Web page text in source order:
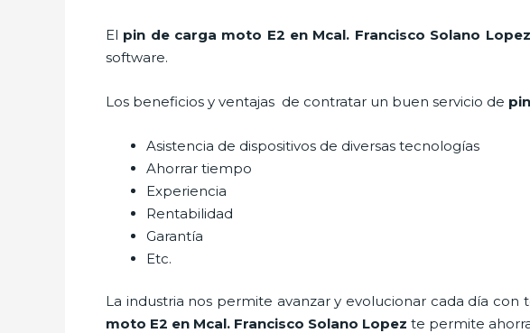
El pin de carga moto E2 en Mcal. Francisco Solano Lopez
software.
Los beneficios y ventajas de contratar un buen servicio de
Asistencia de dispositivos de diversas tecnologías
Ahorrar tiempo
Experiencia
Rentabilidad
Garantía
Etc.
La industria nos permite avanzar y evolucionar cada día
moto E2 en Mcal. Francisco Solano Lopez te permite